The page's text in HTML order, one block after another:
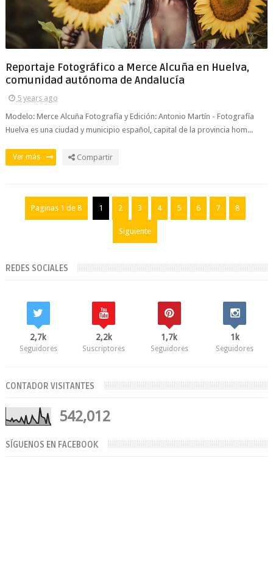
Reportaje Fotográfico a Merce Alcuña en Huelva,
comunidad autónoma de Andalucía
5 years ago
Modelo: Merce Alcuña Fotografía y Edición: Antonio Martín - Fotografía
Huelva es una ciudad y municipio español, capital de la provincia hom...
Ver más Compartir
Paginas 1 de 8 1 2 3 4 5 6 7 8
Siguiente
REDES SOCIALES
2,7k
Seguidores
2,2k
Suscriptores
1,7k
Seguidores
1k
Seguidores
CONTADOR VISITANTES
542,012
SÍGUENOS EN FACEBOOK